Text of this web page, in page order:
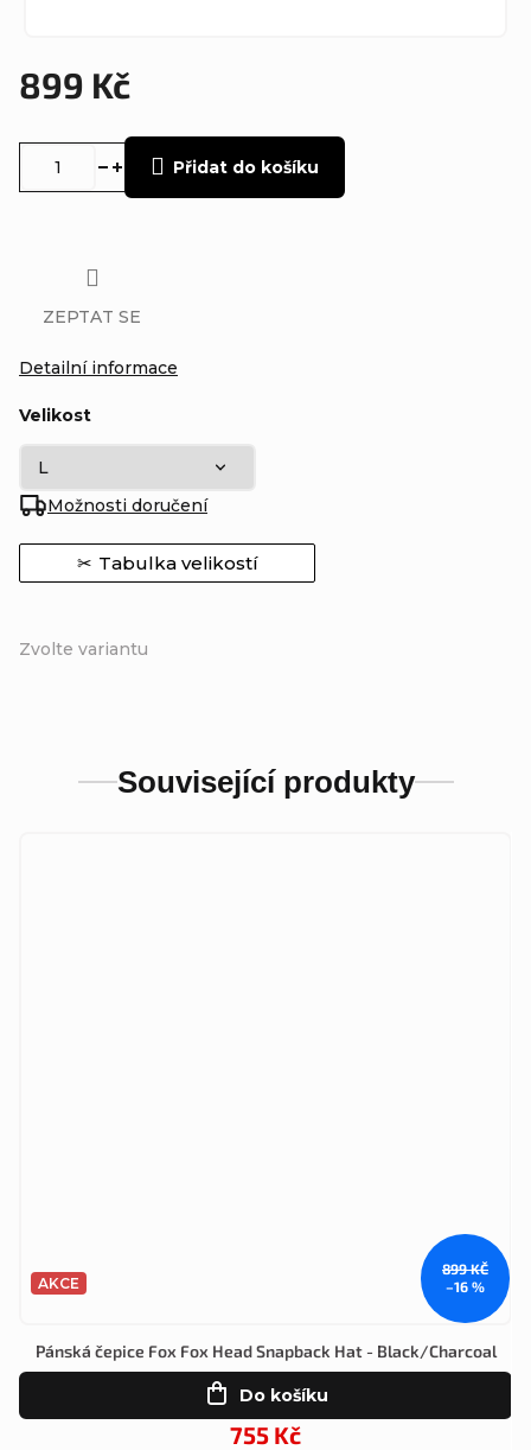
899 Kč
Zvolte variantu
Velikost
Možnosti doručení
Tabulka velikostí
Přidat do košíku
Detailní informace
ZEPTAT SE
Související produkty
AKCE
899 KČ
–16 %
Pánská čepice Fox Fox Head Snapback Hat - Black/Charcoal
755 Kč
Do košíku